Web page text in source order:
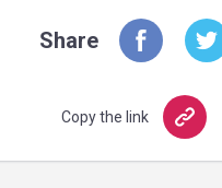
Share
Copy the link